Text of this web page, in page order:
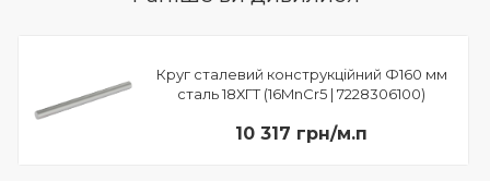
Круг сталевий конструкційний Ф160 мм
сталь 18ХГТ (16MnCr5 | 7228306100)
10 317 грн/м.п